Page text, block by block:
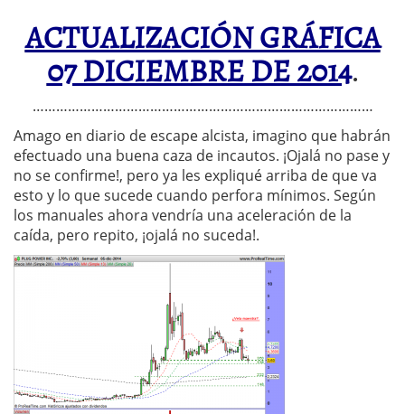
ACTUALIZACIÓN GRÁFICA
07 DICIEMBRE DE 2014.
……………………………………………………………………………
Amago en diario de escape alcista, imagino que habrán
efectuado una buena caza de incautos. ¡Ojalá no pase y
no se confirme!, pero ya les expliqué arriba de que va
esto y lo que sucede cuando perfora mínimos. Según
los manuales ahora vendría una aceleración de la
caída, pero repito, ¡ojalá no suceda!.